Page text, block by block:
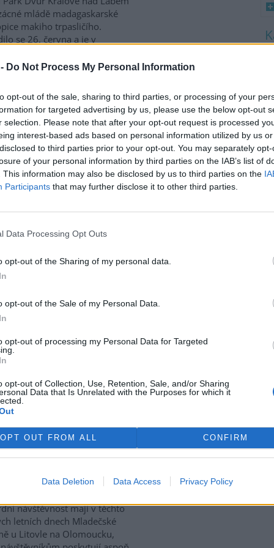
Do Not Process My Personal Information
opt-out of the sale, sharing to third parties, or processing of your
for targeted advertising by us, please use the below opt-out
selection. Please note that after your opt-out request is processed
interest-based ads based on personal information utilized by us
to third parties prior to your opt-out. You may separately
of your personal information by third parties on the IAB’s list of
This information may also be disclosed by us to third parties on the
Participants that may further disclose it to other third parties.
Data Processing Opt Outs
opt-out of the Sharing of my personal data.
opt-out of the Sale of my Personal Data.
opt-out of processing my Personal Data for Targeted
opt-out of Collection, Use, Retention, Sale, and/or Sharing
Data that Is Unrelated with the Purposes for which it
OPT OUT FROM ALL CONFIRM
Data Deletion Data Access Privacy Policy
mládě madagaskarské
makiho trpasličího.
se 26. června a je v
makie chovají. Zástupci
za pozoruhodný.
parku Saské
bouři je uzavřena část
parku Saské Švýcarsko.
dalších stromů,
agentura DPA s
V pátek při bouři
další lidé utrpěli zranění.
klid uprostřed ruchu
sídlišť a rušných ulic
metropole se
podívaná, která jako by
shonu nepatřila.
desítek strakatých holubů
se snáší k zemi a znovu
ale i způsobem, jak na
Agentura AFP
na Balkáně přetrvává po
jako dříve.
dnech rekordní
návštěvnost mají v těchto
letních dnech Mladečské
u Litovle na Olomoucku,